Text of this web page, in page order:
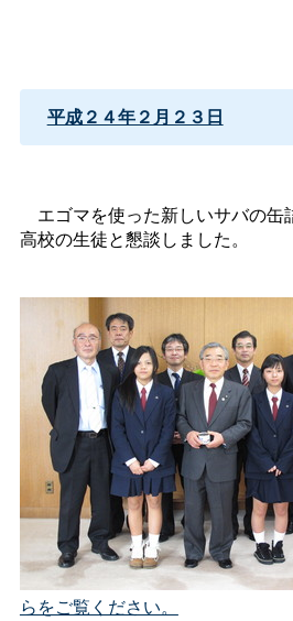
平成２４年２月２３日
エゴマを使った新しいサバの缶
高校の生徒と懇談しました。
らをご覧ください。